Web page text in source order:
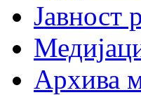
Јавност
Архива